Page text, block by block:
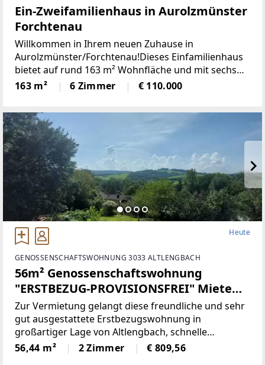
Ein-Zweifamilienhaus in Aurolzmünster
Forchtenau
Willkommen in Ihrem neuen Zuhause in
Aurolzmünster/Forchtenau!Dieses Einfamilienhaus
bietet auf rund 163 m² Wohnfläche und mit sechs
großzügigen Zimmern viel Platz für Familien, Paare
oder alle, die ihren Wohntraum mit ausreichend
163 m² 6 Zimmer € 110.000
Heute
GENOSSENSCHAFTSWOHNUNG 3033 ALTLENGBACH
56m² Genossenschaftswohnung
"ERSTBEZUG-PROVISIONSFREI" Miete
mit Kaufrecht, unbefristet (2 Pkw
Einstellplätze) + Loggia
Zur Vermietung gelangt diese freundliche und sehr
gut ausgestattete Erstbezugswohnung in
großartiger Lage von Altlengbach, schnelle
Anbindung zur Autobahn56 m² Mietwohnung mit
Kaufrecht (Stiege 2, Top 3 – vom Land NÖ gefördert
56,44 m² 2 Zimmer € 809,56